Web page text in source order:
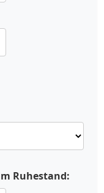
Ruhestand: